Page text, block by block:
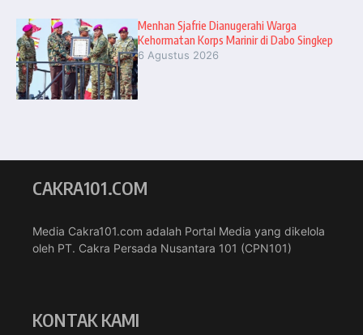
Menhan Sjafrie Dianugerahi Warga
Kehormatan Korps Marinir di Dabo Singkep
6 Agustus 2026
CAKRA101.COM
Media Cakra101.com adalah Portal Media yang dikelola
oleh PT. Cakra Persada Nusantara 101 (CPN101)
KONTAK KAMI